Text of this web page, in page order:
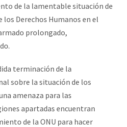
de la lamentable situación de
Derechos Humanos en el
prolongado,
terminación de la
sobre la situación de los
amenaza para las
apartadas encuentran
de la ONU para hacer